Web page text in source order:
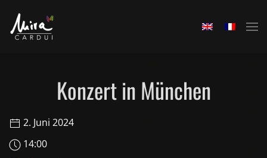
Skip to main content
Konzert in München
2. Juni 2024
14:00